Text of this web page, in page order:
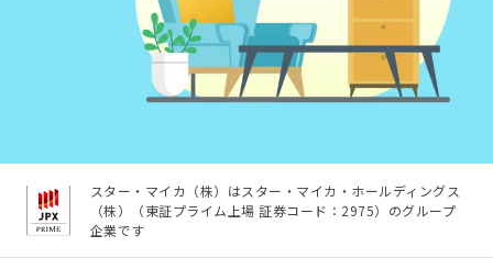
スター・マイカ（株）はスター・マイカ・ホールディングス
（株）（東証プライム上場 証券コード：2975）のグループ
企業です